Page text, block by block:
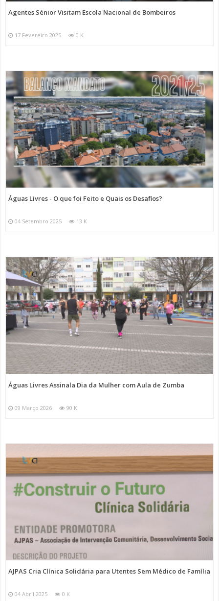
Agentes Sénior Visitam Escola Nacional de Bombeiros
17 Fevereiro 2025 0 K
Águas Livres - O que foi Feito e Quais os Desafios?
04 Setembro 2025 13 K
Águas Livres Assinala Dia da Mulher com Aula de Zumba
09 Março 2026 90 K
AJPAS Cria Clínica Solidária para Utentes Sem Médico de Família
04 Abril 2025 0 K